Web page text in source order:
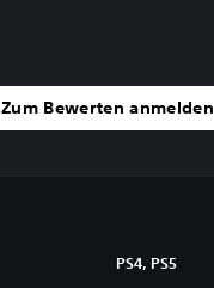
Zum Bewerten anmelden
PS4, PS5